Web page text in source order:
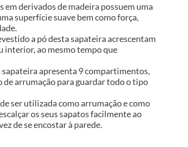
derivados de madeira possuem uma
superfície suave bem como força,
a pó desta sapateira acrescentam
interior, ao mesmo tempo que
apresenta 9 compartimentos,
arrumação para guardar todo o tipo
ser utilizada como arrumação e como
os seus sapatos facilmente ao
de se encostar à parede.